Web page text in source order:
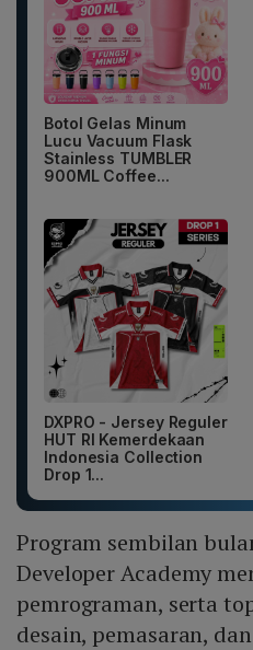
Botol Gelas Minum
Lucu Vacuum Flask
Stainless TUMBLER
900ML Coffee...
DXPRO - Jersey Reguler
HUT RI Kemerdekaan
Indonesia Collection
Drop 1...
Program sembilan
Developer Academy
pemrograman, serta
desain, pemasaran,